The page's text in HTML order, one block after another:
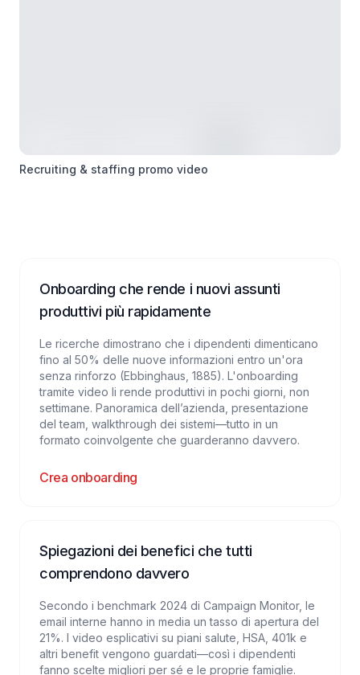
Recruiting & staffing promo video
Onboarding che rende i nuovi assunti
produttivi più rapidamente
Le ricerche dimostrano che i dipendenti dimenticano
fino al 50% delle nuove informazioni entro un'ora
senza rinforzo (Ebbinghaus, 1885). L'onboarding
tramite video li rende produttivi in pochi giorni, non
settimane. Panoramica dell’azienda, presentazione
del team, walkthrough dei sistemi—tutto in un
formato coinvolgente che guarderanno davvero.
Crea onboarding
Spiegazioni dei benefici che tutti
comprendono davvero
Secondo i benchmark 2024 di Campaign Monitor, le
email interne hanno in media un tasso di apertura del
21%. I video esplicativi su piani salute, HSA, 401k e
altri benefit vengono guardati—così i dipendenti
fanno scelte migliori per sé e le proprie famiglie.